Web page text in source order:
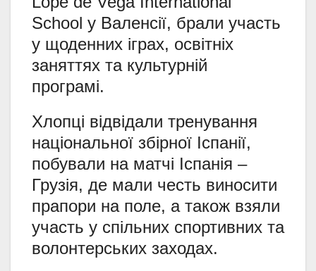
School у Валенсії, брали участь
у щоденних іграх, освітніх
заняттях та культурній
програмі.
Хлопці відвідали тренування
національної збірної Іспанії,
побували на матчі Іспанія –
Грузія, де мали честь виносити
прапори на поле, а також взяли
участь у спільних спортивних та
волонтерських заходах.